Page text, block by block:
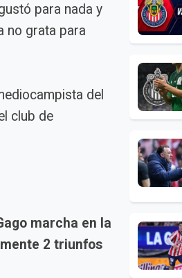
para nada y
no grata para
del
club de
marcha en la
2 triunfos